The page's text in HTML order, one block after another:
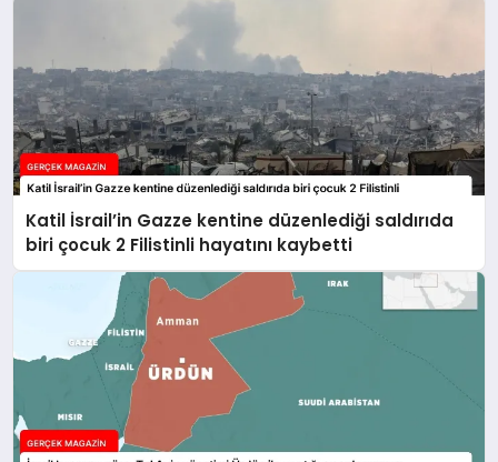
Katil İsrail’in Gazze kentine düzenlediği saldırıda
biri çocuk 2 Filistinli hayatını kaybetti